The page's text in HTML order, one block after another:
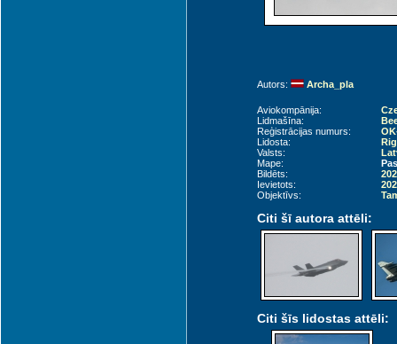
Autors: Archa_pla
Aviokompānija:
Lidmašīna:
Reģistrācijas numurs:
Lidosta:
Valsts:
Mape:
Bildēts:
Ievietots:
Objektīvs:
Citi šī autora attēli:
Citi šīs lidostas attēli: